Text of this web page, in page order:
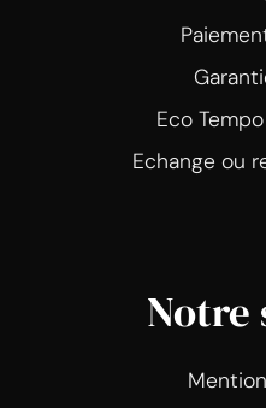
Eco
Echange ou
Notre